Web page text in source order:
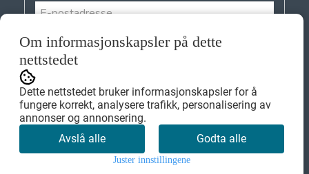
Om informasjonskapsler på dette
nettstedet
Dette nettstedet bruker informasjonskapsler for å
fungere korrekt, analysere trafikk, personalisering av
annonser og annonsering.
Avslå alle
Godta alle
Juster innstillingene